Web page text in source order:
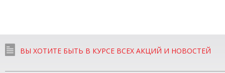
ВЫ ХОТИТЕ БЫТЬ В КУРСЕ ВСЕХ АКЦИЙ И НОВОСТЕЙ